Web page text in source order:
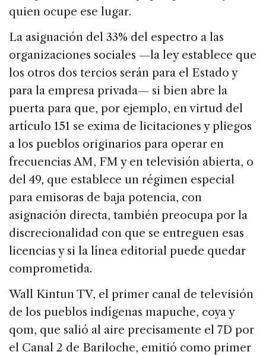
quien ocupe ese lugar.
La asignación del 33% del espectro a las
organizaciones sociales —la ley establece que
los otros dos tercios serán para el Estado y
para la empresa privada— si bien abre la
puerta para que, por ejemplo, en virtud del
artículo 151 se exima de licitaciones y pliegos
a los pueblos originarios para operar en
frecuencias AM, FM y en televisión abierta, o
del 49, que establece un régimen especial
para emisoras de baja potencia, con
asignación directa, también preocupa por la
discrecionalidad con que se entreguen esas
licencias y si la línea editorial puede quedar
comprometida.
Wall Kintun TV, el primer canal de televisión
de los pueblos indígenas mapuche, coya y
qom, que salió al aire precisamente el 7D por
el Canal 2 de Bariloche, emitió como primer